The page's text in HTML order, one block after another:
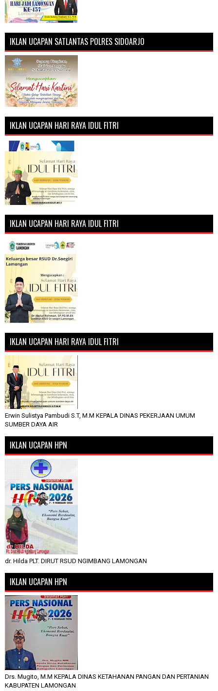
IKLAN UCAPAN SATLANTAS POLRES SIDOARJO
IKLAN UCAPAN HARI RAYA IDUL FITRI
IKLAN UCAPAN HARI RAYA IDUL FITRI
IKLAN UCAPAN HARI RAYA IDUL FITRI
Erwin Sulistya Pambudi S.T, M.M KEPALA DINAS PEKERJAAN UMUM
SUMBER DAYA AIR
IKLAN UCAPAN HPN
dr. Hilda PLT. DIRUT RSUD NGIMBANG LAMONGAN
IKLAN UCAPAN HPN
Drs. Mugito, M.M KEPALA DINAS KETAHANAN PANGAN DAN PERTANIAN
KABUPATEN LAMONGAN